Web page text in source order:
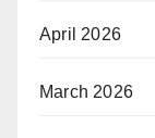
April 2026
March 2026